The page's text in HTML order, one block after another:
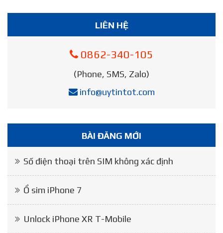
LIÊN HỆ
0862-340-105
(Phone, SMS, Zalo)
info@uytintot.com
BÀI ĐĂNG MỚI
Số điện thoại trên SIM không xác định
Ổ sim iPhone 7
Unlock iPhone XR T-Mobile